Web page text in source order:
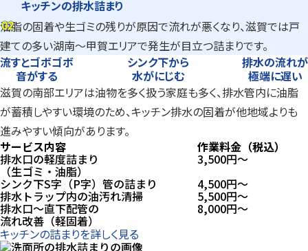
02
キッチンの排水詰まり
油脂の固着や生ゴミの残りが原因で流れが悪くなり、滋賀では戸
建ての多い湖南〜甲賀エリアで発生が目立つ詰まりです。
流すとゴボゴボ
音がする
シンク下から
水がにじむ
排水の流れが
極端に遅い
滋賀の南部エリアは油物を多く扱う家庭も多く、排水管内に油脂
が蓄積しやすい環境のため、キッチン排水の固着が他地域よりも
進みやすい傾向があります。
サービス内容
作業料金（税込）
排水口の軽度詰まり
（生ゴミ・油脂）
3,500円〜
シンク下S字（P字）管の詰まり
4,500円〜
排水トラップ内の油汚れ清掃 5,500円〜
排水口～直下配管の
流れ改善（軽固着）
8,000円〜
キッチンの詰まりを詳しく見る